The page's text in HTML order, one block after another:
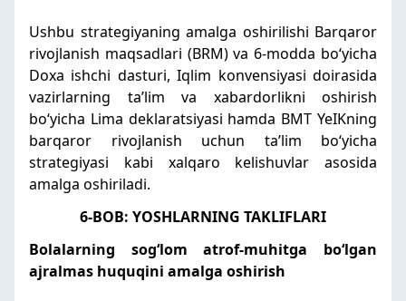
Ushbu strategiyaning amalga oshirilishi Barqaror
rivojlanish maqsadlari (BRM) va 6-modda boʻyicha
Doxa ishchi dasturi, Iqlim konvensiyasi doirasida
vazirlarning taʼlim va xabardorlikni oshirish
boʻyicha Lima deklaratsiyasi hamda BMT YeIKning
barqaror rivojlanish uchun taʼlim boʻyicha
strategiyasi kabi xalqaro kelishuvlar asosida
amalga oshiriladi.
6-BOB: YOSHLARNING TAKLIFLARI
Bolalarning sogʻlom atrof-muhitga boʻlgan
ajralmas huquqini amalga oshirish